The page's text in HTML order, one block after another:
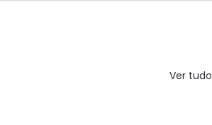
Ver tudo